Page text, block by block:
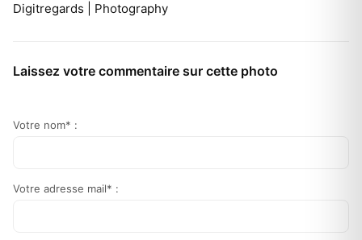
Digitregards | Photography
Laissez votre commentaire sur cette photo
Votre nom* :
Votre adresse mail* :